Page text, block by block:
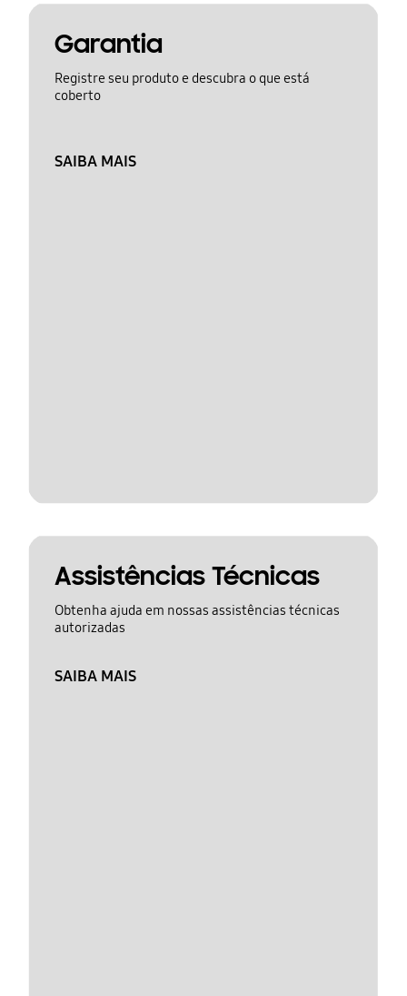
Garantia
Registre seu produto e descubra o que está
coberto
SAIBA MAIS
Assistências Técnicas
Obtenha ajuda em nossas assistências técnicas
autorizadas
SAIBA MAIS